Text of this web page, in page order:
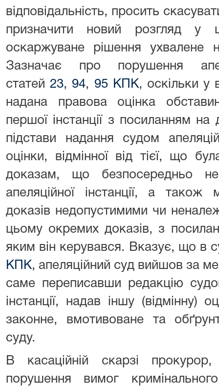
відповідальність, просить
призначити новий розгляд у
оскаржуване рішення ухвалене
Зазначає про порушення
статей23, 94, 95 КПК, оскільки у
надана правова оцінка
першої інстанції з посиланням
підстави надання судом
оцінки, відмінної від тієї, що
доказам, що безпосередньо
апеляційної інстанції, а
доказів недопустимими чи
цьому окремих доказів, з
яким він керувався. Вказує, що в
КПК, апеляційний суд вийшов за
саме переписавши редакцію
інстанції, надав іншу (відмінну)
законне, вмотивоване та
суду.
В касаційній скарзі
порушення вимог